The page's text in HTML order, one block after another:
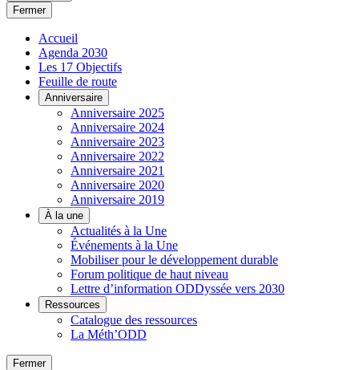
Fermer
Accueil
Agenda 2030
Les 17 Objectifs
Feuille de route
Anniversaire
Anniversaire 2025
Anniversaire 2024
Anniversaire 2023
Anniversaire 2022
Anniversaire 2021
Anniversaire 2020
Anniversaire 2019
À la une
Actualités à la Une
Événements à la Une
Mobiliser pour le développement durable
Forum politique de haut niveau
Lettre d’information ODDyssée vers 2030
Ressources
Catalogue des ressources
La Méth’ODD
Fermer